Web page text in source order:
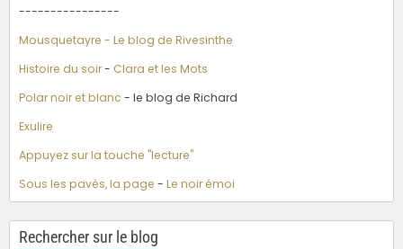
----------------
Mousquetayre - Le blog de Rivesinthe
Histoire du soir- Clara et les Mots
Polar noir et blanc - le blog de Richard
Exulire
Appuyez sur la touche "lecture"
Sous les pavés, la page - Le noir émoi
Rechercher sur le blog